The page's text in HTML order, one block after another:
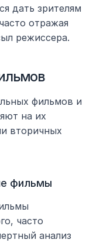
дать зрителям
отражая
режиссера.
фильмов и
на их
вторичных
фильмы
часто
анализ